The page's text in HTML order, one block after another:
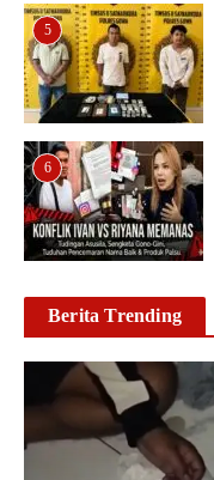
5
6
Berita Trending